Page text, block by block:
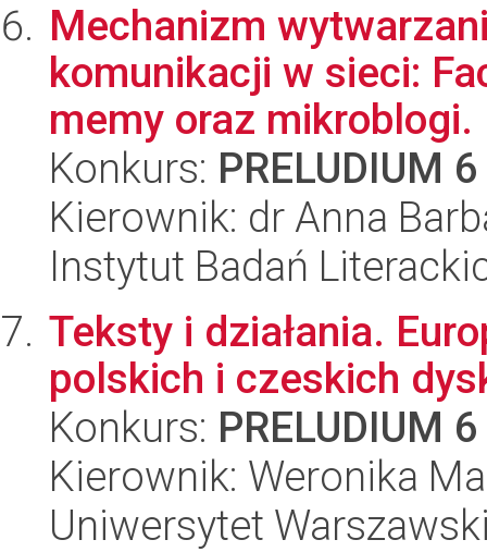
Mechanizm
komunikacji w sieci:
memy oraz mikroblogi.
Konkurs: PRELUDIUM 6
Kierownik: dr Anna
Instytut Badań
Teksty i działania.
polskich i czeskich
Konkurs: PRELUDIUM 6
Kierownik: Weronika
Uniwersytet